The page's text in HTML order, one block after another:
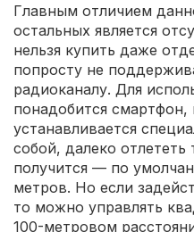
Главным отличием
остальных является
нельзя купить даже
попросту не
радиоканалу. Для
понадобится смартфон,
устанавливается
собой, далеко
получится — по
метров. Но если
то можно управлять
100-метровом